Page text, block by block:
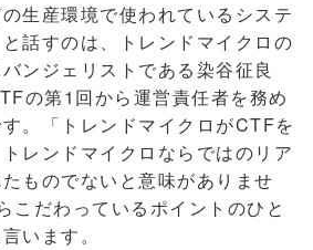
生産環境で使われているシステ
話すのは、トレンドマイクロの
ンジェリストである染谷征良
の第1回から運営責任者を務め
。「トレンドマイクロがCTFを
レンドマイクロならではのリア
ものでないと意味がありませ
こだわっているポイントのひと
います。